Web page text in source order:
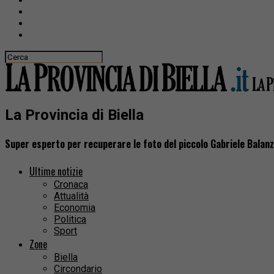
La Provincia di Biella
Super esperto per recuperare le foto del piccolo Gabriele
Ultime notizie
Cronaca
Attualità
Economia
Politica
Sport
Zone
Biella
Circondario